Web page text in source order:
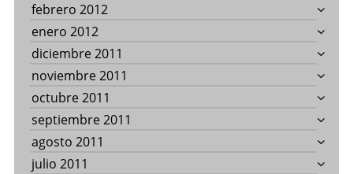
febrero 2012
enero 2012
diciembre 2011
noviembre 2011
octubre 2011
septiembre 2011
agosto 2011
julio 2011